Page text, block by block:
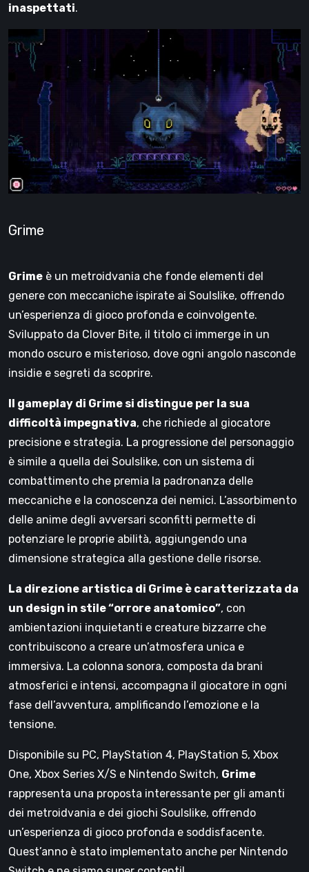
inaspettati.
Grime
Grime è un metroidvania che fonde elementi del
genere con meccaniche ispirate ai Soulslike, offrendo
un’esperienza di gioco profonda e coinvolgente.
Sviluppato da Clover Bite, il titolo ci immerge in un
mondo oscuro e misterioso, dove ogni angolo nasconde
insidie e segreti da scoprire.
Il gameplay di Grime si distingue per la sua
difficoltà impegnativa, che richiede al giocatore
precisione e strategia. La progressione del personaggio
è simile a quella dei Soulslike, con un sistema di
combattimento che premia la padronanza delle
meccaniche e la conoscenza dei nemici. L’assorbimento
delle anime degli avversari sconfitti permette di
potenziare le proprie abilità, aggiungendo una
dimensione strategica alla gestione delle risorse.
La direzione artistica di Grime è caratterizzata da
un design in stile “orrore anatomico”, con
ambientazioni inquietanti e creature bizzarre che
contribuiscono a creare un’atmosfera unica e
immersiva. La colonna sonora, composta da brani
atmosferici e intensi, accompagna il giocatore in ogni
fase dell’avventura, amplificando l’emozione e la
tensione.
Disponibile su PC, PlayStation 4, PlayStation 5, Xbox
One, Xbox Series X/S e Nintendo Switch, Grime
rappresenta una proposta interessante per gli amanti
dei metroidvania e dei giochi Soulslike, offrendo
un’esperienza di gioco profonda e soddisfacente.
Quest’anno è stato implementato anche per Nintendo